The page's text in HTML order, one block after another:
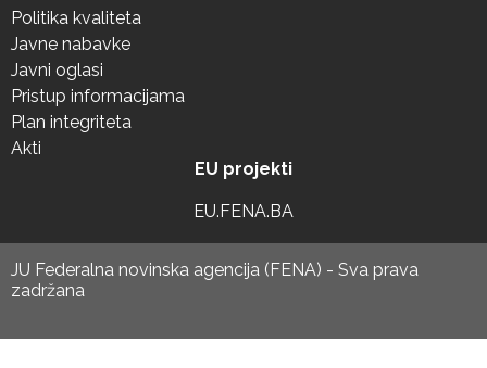
Politika kvaliteta
Javne nabavke
Javni oglasi
Pristup informacijama
Plan integriteta
Akti
EU projekti
EU.FENA.BA
JU Federalna novinska agencija (FENA) - Sva prava
zadržana